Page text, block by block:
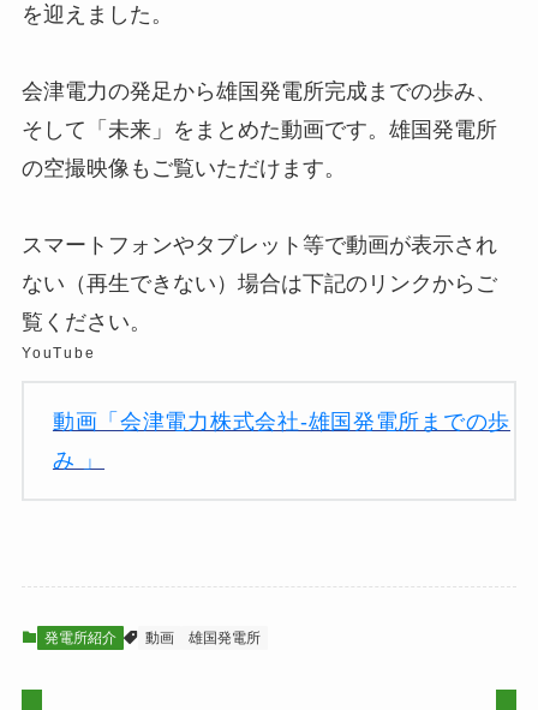
を迎えました。
会津電力の発足から雄国発電所完成までの歩み、
そして「未来」をまとめた動画です。雄国発電所
の空撮映像もご覧いただけます。
スマートフォンやタブレット等で動画が表示され
ない（再生できない）場合は下記のリンクからご
覧ください。
YouTube
動画「会津電力株式会社-雄国発電所までの歩
み 」
発電所紹介 動画 雄国発電所